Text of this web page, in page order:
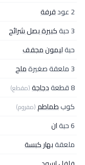
2 عود
قرفة
3 حبة
كبيرة بصل شرائح
حبةليمون مجفف
3 ملعقة صغيرة
ملح
8 قطعة
دجاجة(مقطع)
كوبطماطم(مفروم)
6 حبة
ان
ملعقةبهار كبسة